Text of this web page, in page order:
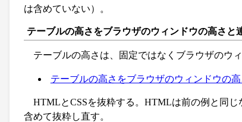
は含めていない）。
テーブルの高さをブラウザのウィンドウの高さと
テーブルの高さは、固定ではなくブラウザのウ
テーブルの高さをブラウザのウィンドウの
HTMLとCSSを抜粋する。HTMLは前の例と同じ
含めて抜粋し直す。